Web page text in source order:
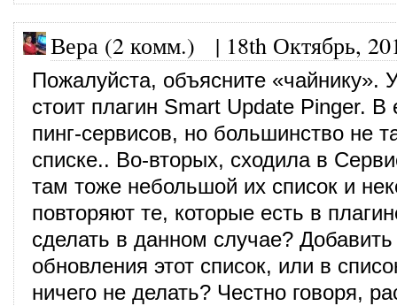
Вера (2 комм.) | 18th Октябрь,
Пожалуйста, объясните «чайнику».
стоит плагин Smart Update Pinger. В
пинг-сервисов, но большинство не
списке.. Во-вторых, сходила в
там тоже небольшой их список и
повторяют те, которые есть в
сделать в данном случае?
обновления этот список, или в
ничего не делать? Честно говоря,